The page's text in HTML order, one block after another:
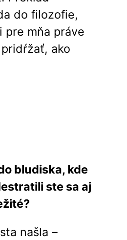
do filozofie,
mňa práve
ako
bludiska, kde
ste sa aj
našla –